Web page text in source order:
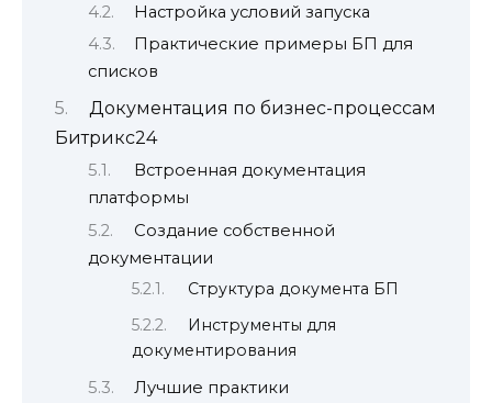
Настройка условий запуска
Практические примеры БП для
списков
Документация по бизнес-процессам
Битрикс24
Встроенная документация
платформы
Создание собственной
документации
Структура документа БП
Инструменты для
документирования
Лучшие практики